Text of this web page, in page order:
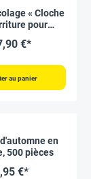
« Cloche
pour
€*
au panier
en
500 pièces
€*